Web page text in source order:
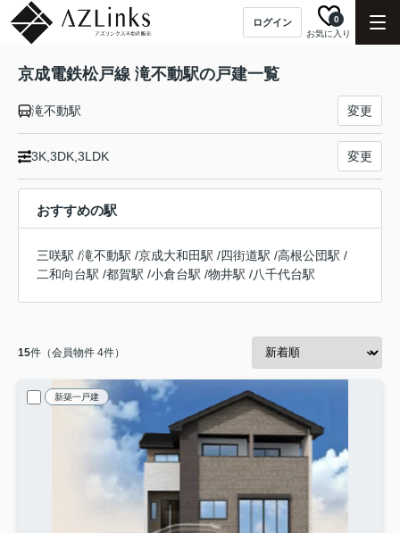
ログイン
お気に入り
0
京成電鉄松戸線 滝不動駅の戸建一覧
滝不動駅 変更
3K,3DK,3LDK 変更
おすすめの駅
三咲駅 /滝不動駅 /京成大和田駅 /四街道駅 /高根公団駅 /
二和向台駅 /都賀駅 /小倉台駅 /物井駅 /八千代台駅
15件（会員物件 4件）
新築一戸建